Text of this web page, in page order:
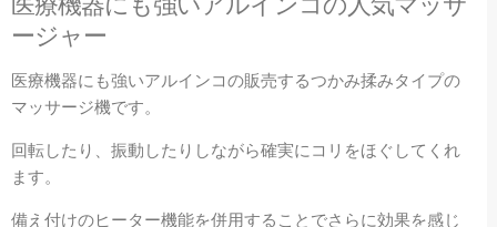
ージャー
医療機器にも強いアルインコの販売するつかみ揉みタイプの
マッサージ機です。
回転したり、振動したりしながら確実にコリをほぐしてくれ
ます。
備え付けのヒーター機能を併用することでさらに効果を感じ